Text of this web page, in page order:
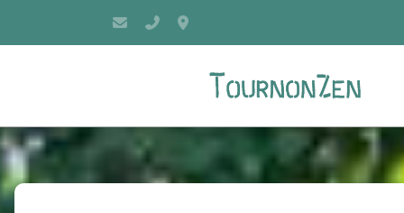
contact@tournonzen.fr
06.82.18.26.45